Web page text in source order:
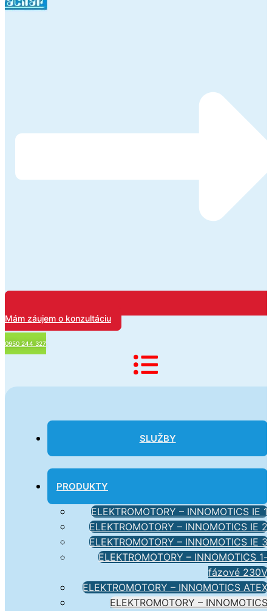
Mám záujem o konzultáciu
0950 244 327
SLUŽBY
PRODUKTY
ELEKTROMOTORY – INNOMOTICS IE 1
ELEKTROMOTORY – INNOMOTICS IE 2
ELEKTROMOTORY – INNOMOTICS IE 3
ELEKTROMOTORY – INNOMOTICS 1-
fázové 230V
ELEKTROMOTORY – INNOMOTICS ATEX
ELEKTROMOTORY – INNOMOTICS